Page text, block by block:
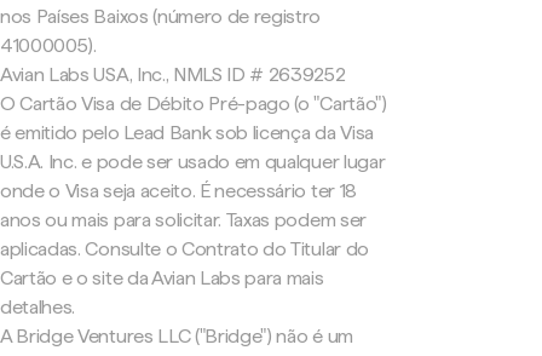
nos Países Baixos (número de registro
41000005).
Avian Labs USA, Inc., NMLS ID # 2639252
O Cartão Visa de Débito Pré-pago (o "Cartão")
é emitido pelo Lead Bank sob licença da Visa
U.S.A. Inc. e pode ser usado em qualquer lugar
onde o Visa seja aceito. É necessário ter 18
anos ou mais para solicitar. Taxas podem ser
aplicadas. Consulte o Contrato do Titular do
Cartão e o site da Avian Labs para mais
detalhes.
A Bridge Ventures LLC ("Bridge") não é um